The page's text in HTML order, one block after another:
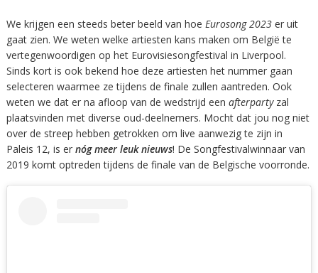
We krijgen een steeds beter beeld van hoe Eurosong 2023er uit
gaat zien. We weten welke artiesten kans maken om België te
vertegenwoordigen op het Eurovisiesongfestival in Liverpool.
Sinds kort is ook bekend hoe deze artiesten het nummer gaan
selecteren waarmee ze tijdens de finale zullen aantreden. Ook
weten we dat er na afloop van de wedstrijd een afterpartyzal
plaatsvinden met diverse oud-deelnemers. Mocht dat jou nog niet
over de streep hebben getrokken om live aanwezig te zijn in
Paleis 12, is er nóg meer leuk nieuws! De Songfestivalwinnaar van
2019 komt optreden tijdens de finale van de Belgische voorronde.